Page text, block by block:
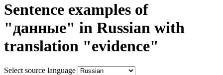
Sentence examples of
"данные" in Russian with
translation "evidence"
Select source language